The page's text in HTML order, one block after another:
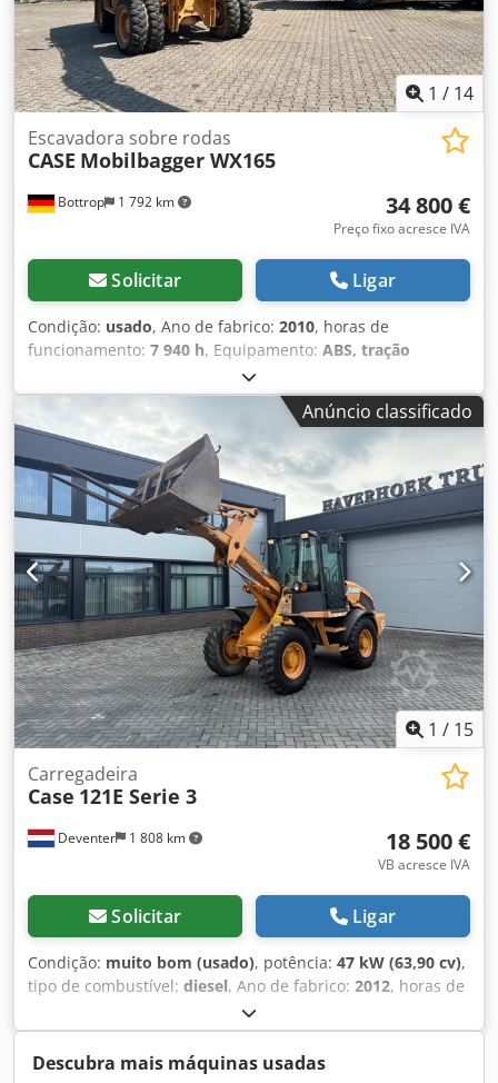
1 / 14
Bottrop 1 792 km
Escavadora sobre rodas
CASE Mobilbagger WX165
34 800 €
Preço fixo acresce IVA
Solicitar Ligar
Condição: usado, Ano de fabrico: 2010, horas de
funcionamento: 7 940 h, Equipamento: ABS, tração
, EXCAVADORA MÓVEL CASE Crsdpfszripcox Aa Tjf
Tipo: WX165 (Escavadora Hidráulica) Número de aprovação
do tipo: N211 Fabricante do motor: Case Potência do
motor: 105 kW Horas de operação: 7940 h Peso bruto
autorizado: 18000 kg Comprimento para transporte: 8,19 m
Largura para transporte: 1,91 m Altura para transporte:
2,89 m Cor: Amarelo - Controlo por joystick - Lâmina de
nivelamento - Câmara Teremos todo o prazer em ajudá-lo
também na área de financiamento/leasing, com o apoio
dos nossos parceiros. Todos os dados sujeitos a alterações
sem aviso prévio. Salvo erro e omissões.
Anúncio classificado
1 / 15
Deventer 1 808 km
Carregadeira
Case 121E Serie 3
18 500 €
VB acresce IVA
Solicitar Ligar
Condição: muito bom (usado), potência: 47 kW (63,90 cv),
tipo de combustível: diesel, Ano de fabrico: 2012, horas de
, = Outras opções e acessórios = -
Controlo com 2 pedais - Cabina fechada = Observações =
CASE 121E Série 3 – Ano de fabrico: 2012 – 1.060 horas de
funcionamento Retroescavadora CASE 121E Série 3, ano de
Descubra mais máquinas usadas